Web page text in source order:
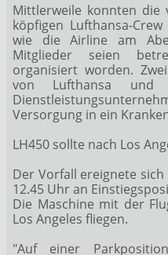
Mittlerweile konnten die
köpfigen Lufthansa-
wie die Airline am
Mitglieder seien
organisiert worden.
von Lufthansa und
Versorgung in ein
LH450 sollte nach Los
Der Vorfall ereignete
12.45 Uhr an
Die Maschine mit der
Los Angeles fliegen.
"Auf einer